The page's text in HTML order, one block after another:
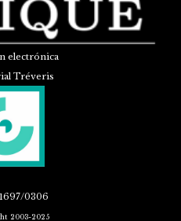
electrónica
Tréveris
1697/0306
2003-2025